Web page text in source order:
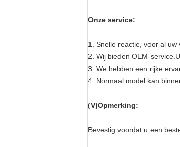
Onze service:
1. Snelle reactie, voor al uw
2. Wij bieden OEM-
3. We hebben een rijke
4. Normaal model kan
(V)Opmerking:
Bevestig voordat u een